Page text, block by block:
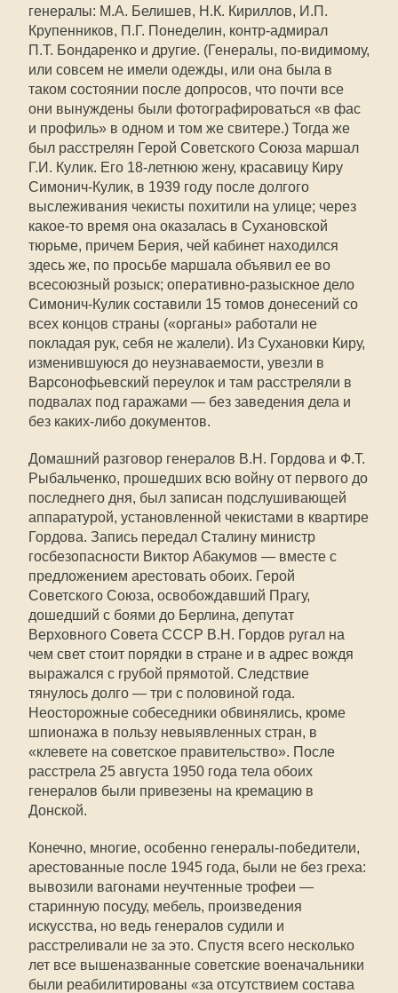
генералы: М.А. Белишев, Н.К. Кириллов, И.П.
Крупенников, П.Г. Понеделин, контр-адмирал
П.Т. Бондаренко и другие. (Генералы, по-видимому,
или совсем не имели одежды, или она была в
таком состоянии после допросов, что почти все
они вынуждены были фотографироваться «в фас
и профиль» в одном и том же свитере.) Тогда же
был расстрелян Герой Советского Союза маршал
Г.И. Кулик. Его 18-летнюю жену, красавицу Киру
Симонич-Кулик, в 1939 году после долгого
выслеживания чекисты похитили на улице; через
какое-то время она оказалась в Сухановской
тюрьме, причем Берия, чей кабинет находился
здесь же, по просьбе маршала объявил ее во
всесоюзный розыск; оперативно-разыскное дело
Симонич-Кулик составили 15 томов донесений со
всех концов страны («органы» работали не
покладая рук, себя не жалели). Из Сухановки Киру,
изменившуюся до неузнаваемости, увезли в
Варсонофьевский переулок и там расстреляли в
подвалах под гаражами — без заведения дела и
без каких-либо документов.
Домашний разговор генералов В.Н. Гордова и Ф.Т.
Рыбальченко, прошедших всю войну от первого до
последнего дня, был записан подслушивающей
аппаратурой, установленной чекистами в квартире
Гордова. Запись передал Сталину министр
госбезопасности Виктор Абакумов — вместе с
предложением арестовать обоих. Герой
Советского Союза, освобождавший Прагу,
дошедший с боями до Берлина, депутат
Верховного Совета СССР В.Н. Гордов ругал на
чем свет стоит порядки в стране и в адрес вождя
выражался с грубой прямотой. Следствие
тянулось долго — три с половиной года.
Неосторожные собеседники обвинялись, кроме
шпионажа в пользу невыявленных стран, в
«клевете на советское правительство». После
расстрела 25 августа 1950 года тела обоих
генералов были привезены на кремацию в
Донской.
Конечно, многие, особенно генералы-победители,
арестованные после 1945 года, были не без греха:
вывозили вагонами неучтенные трофеи —
старинную посуду, мебель, произведения
искусства, но ведь генералов судили и
расстреливали не за это. Спустя всего несколько
лет все вышеназванные советские военачальники
были реабилитированы «за отсутствием состава